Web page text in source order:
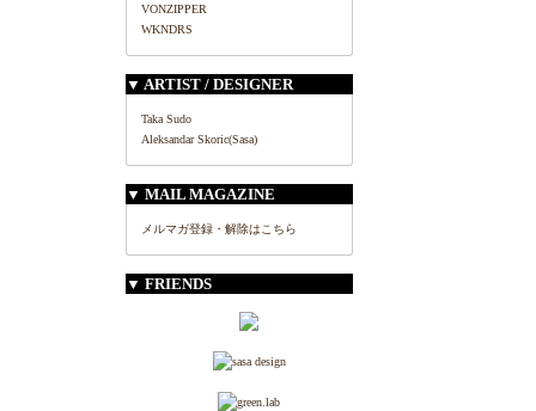
VONZIPPER
WKNDRS
▼ ARTIST / DESIGNER
Taka Sudo
Aleksandar Skoric(Sasa)
▼ MAIL MAGAZINE
メルマガ登録・解除はこちら
▼ FRIENDS